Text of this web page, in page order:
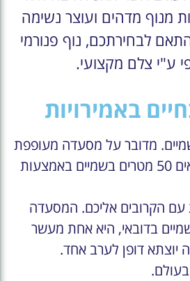
מנוף מדהים ועוצר נשימה
מעל הקרקע. ארוחה בשמיים כוללת 3 מנות בהתאם לבחירתכם, נוף פנורמי
ע"י צלם מקצועי.
באמירויות
מדובר על מסעדה מעופפת
בשמיים שתוכלו לאכול בה את מיטב המאכלים הטעימים של דובאי, שאתם נמצאים 50 מטרים בשמיים באמצעות
עם הקרובים אליכם. המסעדה
בשמיים בדובאי, היא אחת מעשר
יוצתא דופן לערב אחד.